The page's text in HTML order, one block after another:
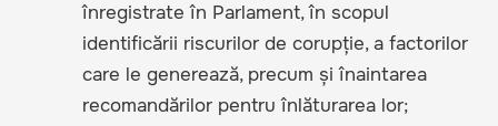
înregistrate în Parlament, în scopul
identificării riscurilor de corupție, a factorilor
care le generează, precum și înaintarea
recomandărilor pentru înlăturarea lor;